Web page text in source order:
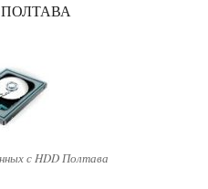
ПОЛТАВА
с HDD Полтава